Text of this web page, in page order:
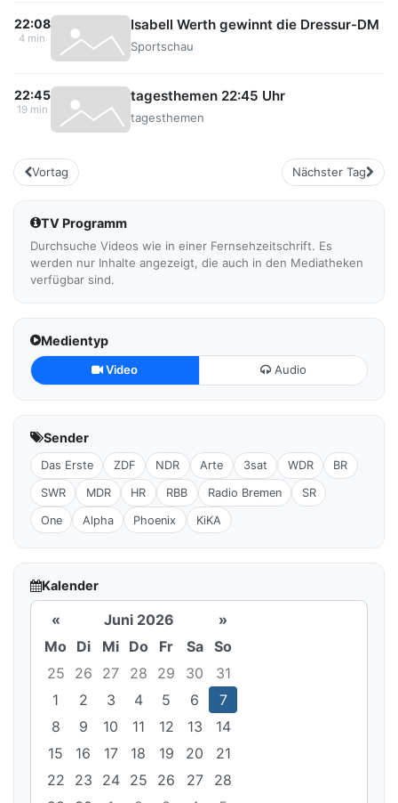
22:08
4 min
Isabell Werth gewinnt die Dressur-DM
Sportschau
22:45
19 min
tagesthemen 22:45 Uhr
tagesthemen
Vortag Nächster Tag
TV Programm
Durchsuche Videos wie in einer Fernsehzeitschrift. Es
werden nur Inhalte angezeigt, die auch in den Mediatheken
verfügbar sind.
Medientyp
Video Audio
Sender
Das Erste ZDF NDR Arte 3sat WDR BR
SWR MDR HR RBB Radio Bremen SR
One Alpha Phoenix KiKA
Kalender
« Juni 2026
»
Mo Di Mi Do Fr Sa
So
25
26 27 28 29 30
31
1
2 3 4 5 6
7
8
9 10 11 12 13
14
15
16 17 18 19 20
21
22
23 24 25 26 27
28